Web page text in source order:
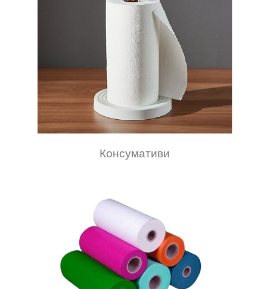
Консумативи